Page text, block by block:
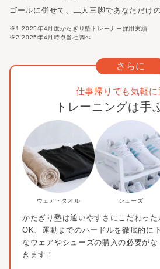
ゴールに併せて、二人三脚であなただけ
※1 2025年4月度かたぎり塾トレーナー採用実績
※2 2025年4月時点当社調べ
さらに
仕事帰りでも気軽に
トレーニングは手
ウェア・タオル シューズ
かたぎり塾は通いやすさにこだわっ
OK、運動までのハードルを徹底的に
なウェアやシューズの購入の必要が
きます！